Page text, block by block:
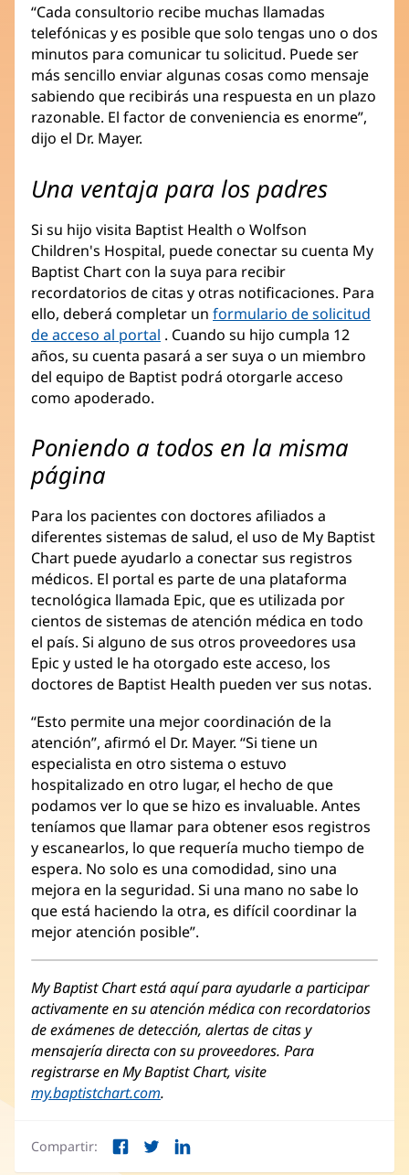
“Cada consultorio recibe muchas llamadas
telefónicas y es posible que solo tengas uno o dos
minutos para comunicar tu solicitud. Puede ser
más sencillo enviar algunas cosas como mensaje
sabiendo que recibirás una respuesta en un plazo
razonable. El factor de conveniencia es enorme”,
dijo el Dr. Mayer.
Una ventaja para los padres
Si su hijo visita Baptist Health o Wolfson
Children's Hospital, puede conectar su cuenta My
Baptist Chart con la suya para recibir
recordatorios de citas y otras notificaciones. Para
ello, deberá completar un formulario de solicitud
de acceso al portal . Cuando su hijo cumpla 12
años, su cuenta pasará a ser suya o un miembro
del equipo de Baptist podrá otorgarle acceso
como apoderado.
Poniendo a todos en la misma
página
Para los pacientes con doctores afiliados a
diferentes sistemas de salud, el uso de My Baptist
Chart puede ayudarlo a conectar sus registros
médicos. El portal es parte de una plataforma
tecnológica llamada Epic, que es utilizada por
cientos de sistemas de atención médica en todo
el país. Si alguno de sus otros proveedores usa
Epic y usted le ha otorgado este acceso, los
doctores de Baptist Health pueden ver sus notas.
“Esto permite una mejor coordinación de la
atención”, afirmó el Dr. Mayer. “Si tiene un
especialista en otro sistema o estuvo
hospitalizado en otro lugar, el hecho de que
podamos ver lo que se hizo es invaluable. Antes
teníamos que llamar para obtener esos registros
y escanearlos, lo que requería mucho tiempo de
espera. No solo es una comodidad, sino una
mejora en la seguridad. Si una mano no sabe lo
que está haciendo la otra, es difícil coordinar la
mejor atención posible”.
My Baptist Chart está aquí para ayudarle a participar
activamente en su atención médica con recordatorios
de exámenes de detección, alertas de citas y
mensajería directa con su proveedores. Para
registrarse en My Baptist Chart, visite
my.baptistchart.com(Se
en
una
.
Compartir: Facebook
TwitterLinkedIn